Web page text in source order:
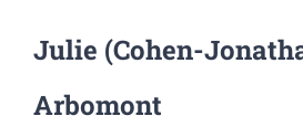
Julie (Cohen-
Arbomont